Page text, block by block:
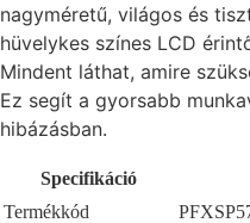
nagyméretű, világos és
hüvelykes színes LCD
Mindent láthat, amire
Ez segít a gyorsabb
hibázásban.
Specifikáció
Termékkód